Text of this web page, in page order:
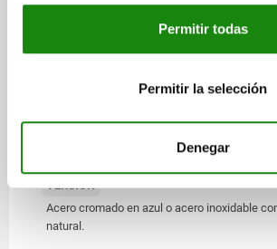
Permitir todas
Permitir la selección
Denegar
Descripción
Termoplástico gris antracita.
Casquillo de acero 5.8 o de acero
VERSIÓN
Acero cromado en azul o acero inoxidable
natural.